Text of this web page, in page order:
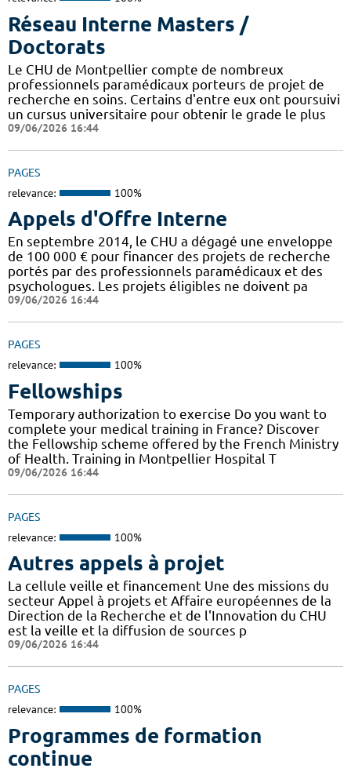
Réseau Interne Masters /
Doctorats
Le CHU de Montpellier compte de nombreux
professionnels paramédicaux porteurs de projet de
recherche en soins. Certains d'entre eux ont poursuivi
un cursus universitaire pour obtenir le grade le plus
09/06/2026 16:44
PAGES
relevance: 100%
Appels d'Offre Interne
En septembre 2014, le CHU a dégagé une enveloppe
de 100 000 € pour financer des projets de recherche
portés par des professionnels paramédicaux et des
psychologues. Les projets éligibles ne doivent pa
09/06/2026 16:44
PAGES
relevance: 100%
Fellowships
Temporary authorization to exercise Do you want to
complete your medical training in France? Discover
the Fellowship scheme offered by the French Ministry
of Health. Training in Montpellier Hospital T
09/06/2026 16:44
PAGES
relevance: 100%
Autres appels à projet
La cellule veille et financement Une des missions du
secteur Appel à projets et Affaire européennes de la
Direction de la Recherche et de l'Innovation du CHU
est la veille et la diffusion de sources p
09/06/2026 16:44
PAGES
relevance: 100%
Programmes de formation
continue